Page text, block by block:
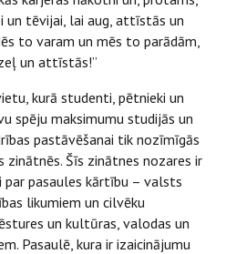
un tēvijai, lai aug, attīstās un
to varam un mēs to parādām,
un attīstās!”
kurā studenti, pētnieki un
spēju maksimumu studijās un
pastāvēšanai tik nozīmīgās
zinātnēs. Šīs zinātnes nozares ir
pasaules kārtību – valsts
likumiem un cilvēku
un kultūras, valodas un
Pasaulē, kura ir izaicinājumu